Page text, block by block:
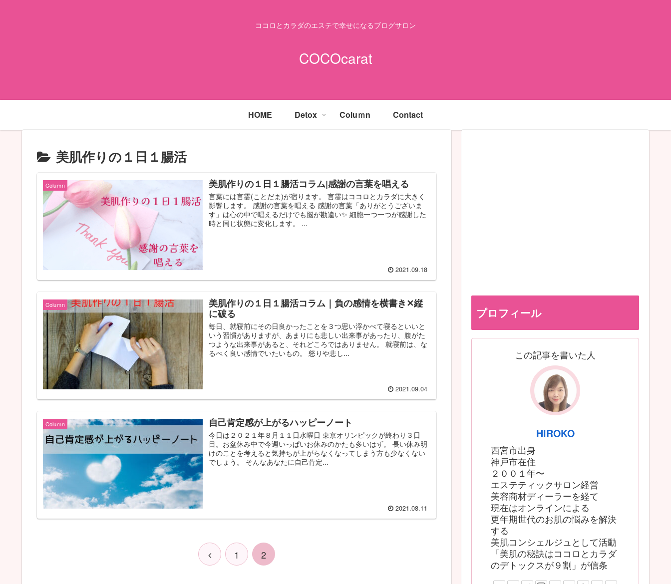
ココロとカラダのエステで幸せになるブログサロン
COCOcarat
HOME Detox Coluｍn Contact
美肌作りの１日１腸活
Coluｍn 美肌作りの１日１腸活コラム|感謝の言葉を唱える
言葉には言霊(ことだま)が宿ります。 言霊はココロとカラダに大きく
影響します。 感謝の言葉を唱える 感謝の言葉「ありがとうございま
す」は心の中で唱えるだけでも脳が勘違い✨ 細胞一つ一つが感謝した
時と同じ状態に変化します。 ...
2021.09.18
Coluｍn
美肌作りの１日１腸活コラム｜負の感情を横書き✕縦
に破る
毎日、就寝前にその日良かったことを３つ思い浮かべて寝るといいと
いう習慣がありますが、あまりにも悲しい出来事があったり、腹がた
つような出来事があると、それどころではありません。 就寝前は、な
るべく良い感情でいたいもの。 怒りや悲し...
2021.09.04
Coluｍn 自己肯定感が上がるハッピーノート
今日は２０２１年８月１１日水曜日 東京オリンピックが終わり３日
目。お盆休み中で今週いっぱいお休みのかたも多いはず。 長い休み明
けのことを考えると気持ちが上がらなくなってしまう方も少なくない
でしょう。 そんなあなたに自己肯定...
2021.08.11
1 2
プロフィール
この記事を書いた人
HIROKO
西宮市出身
神戸市在住
２００１年〜
エステティックサロン経営
美容商材ディーラーを経て
現在はオンラインによる
更年期世代のお肌の悩みを解決
する
美肌コンシェルジュとして活動
「美肌の秘訣はココロとカラダ
のデトックスが９割」が信条